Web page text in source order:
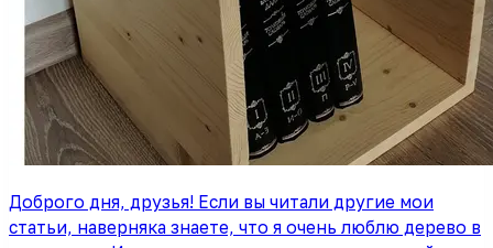
Доброго дня, друзья! Если вы читали другие мои
статьи, наверняка знаете, что я очень люблю дерево в